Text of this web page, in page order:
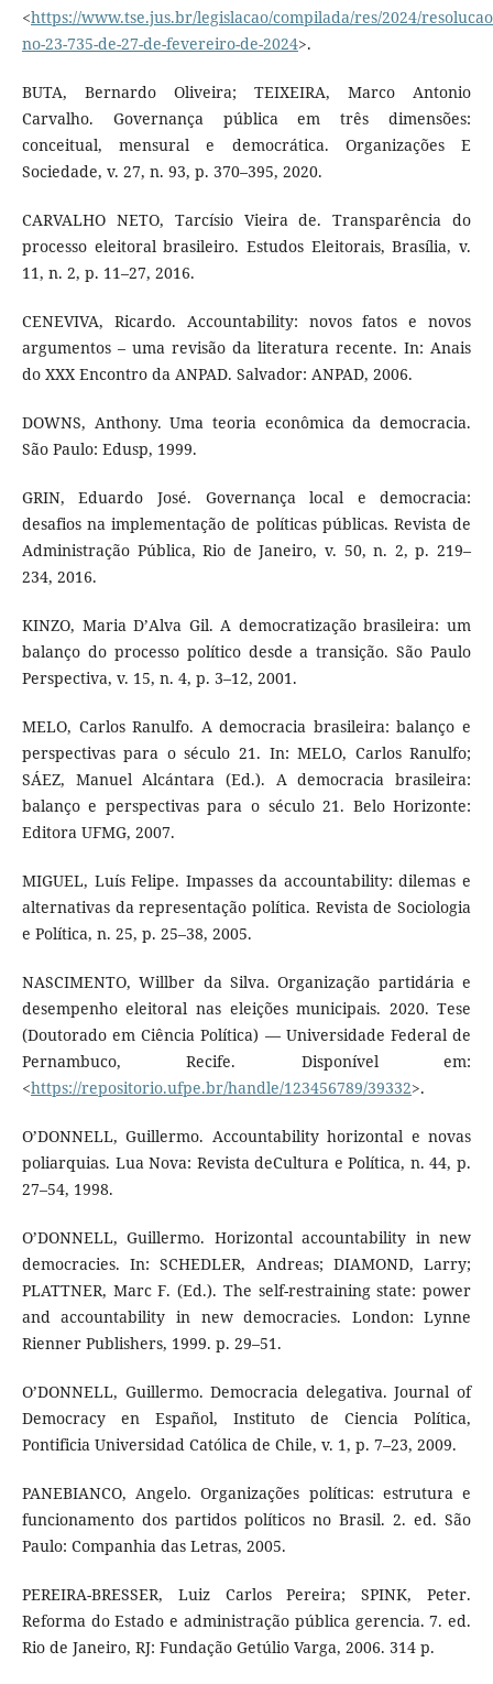
<https://www.tse.jus.br/legislacao/compilada/res/2024/
no-23-735-de-27-de-fevereiro-de-2024>.
BUTA, Bernardo Oliveira; TEIXEIRA, Marco Antonio
Carvalho. Governança pública em três dimensões:
conceitual, mensural e democrática. Organizações E
Sociedade, v. 27, n. 93, p. 370–395, 2020.
CARVALHO NETO, Tarcísio Vieira de. Transparência do
processo eleitoral brasileiro. Estudos Eleitorais, Brasília, v.
11, n. 2, p. 11–27, 2016.
CENEVIVA, Ricardo. Accountability: novos fatos e novos
argumentos – uma revisão da literatura recente. In: Anais
do XXX Encontro da ANPAD. Salvador: ANPAD, 2006.
DOWNS, Anthony. Uma teoria econômica da democracia.
São Paulo: Edusp, 1999.
GRIN, Eduardo José. Governança local e democracia:
desafios na implementação de políticas públicas. Revista de
Administração Pública, Rio de Janeiro, v. 50, n. 2, p. 219–
234, 2016.
KINZO, Maria D’Alva Gil. A democratização brasileira: um
balanço do processo político desde a transição. São Paulo
Perspectiva, v. 15, n. 4, p. 3–12, 2001.
MELO, Carlos Ranulfo. A democracia brasileira: balanço e
perspectivas para o século 21. In: MELO, Carlos Ranulfo;
SÁEZ, Manuel Alcántara (Ed.). A democracia brasileira:
balanço e perspectivas para o século 21. Belo Horizonte:
Editora UFMG, 2007.
MIGUEL, Luís Felipe. Impasses da accountability: dilemas e
alternativas da representação política. Revista de Sociologia
e Política, n. 25, p. 25–38, 2005.
NASCIMENTO, Willber da Silva. Organização partidária e
desempenho eleitoral nas eleições municipais. 2020. Tese
(Doutorado em Ciência Política) — Universidade Federal de
Pernambuco, Recife. Disponível em:
<https://repositorio.ufpe.br/handle/123456789/39332>.
O’DONNELL, Guillermo. Accountability horizontal e novas
poliarquias. Lua Nova: Revista deCultura e Política, n. 44, p.
27–54, 1998.
O’DONNELL, Guillermo. Horizontal accountability in new
democracies. In: SCHEDLER, Andreas; DIAMOND, Larry;
PLATTNER, Marc F. (Ed.). The self-restraining state: power
and accountability in new democracies. London: Lynne
Rienner Publishers, 1999. p. 29–51.
O’DONNELL, Guillermo. Democracia delegativa. Journal of
Democracy en Español, Instituto de Ciencia Política,
Pontificia Universidad Católica de Chile, v. 1, p. 7–23, 2009.
PANEBIANCO, Angelo. Organizações políticas: estrutura e
funcionamento dos partidos políticos no Brasil. 2. ed. São
Paulo: Companhia das Letras, 2005.
PEREIRA-BRESSER, Luiz Carlos Pereira; SPINK, Peter.
Reforma do Estado e administração pública gerencia. 7. ed.
Rio de Janeiro, RJ: Fundação Getúlio Varga, 2006. 314 p.